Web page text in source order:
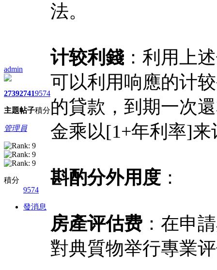
admin
2739
主題
2741
帖子
9574
積分
管理員
積分
9574
發消息
法。
计较利錢 ：利用上
可以利用响應的计
的貸款，到期一次
金乘以[1+年利率]来
斟酌分外用度 ：
房產评估费 ：在申
對典質物举行專業